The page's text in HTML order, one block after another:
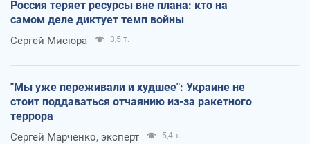
Россия теряет ресурсы вне плана: кто на
самом деле диктует темп войны
Сергей Мисюра 3,5 т.
"Мы уже переживали и худшее": Украине не
стоит поддаваться отчаянию из-за ракетного
террора
Сергей Марченко, эксперт 5,4 т.